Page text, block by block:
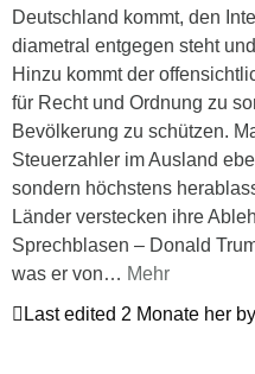
Deutschland kommt, den
diametral entgegen steht
Hinzu kommt der
für Recht und Ordnung zu
Bevölkerung zu schützen.
Steuerzahler im Ausland
sondern höchstens
Länder verstecken ihre
Sprechblasen – Donald
was er von… Mehr
Last edited 2 Monate her